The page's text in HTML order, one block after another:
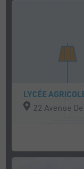
LYCÉE
22 Avenue